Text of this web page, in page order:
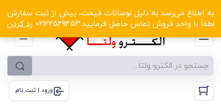
به اطلاع می‌رسد به دلیل نوسانات قیمت، پیش از ثبت سفارش
لطفاً با واحد فروش تماس حاصل فرمایید.02122529453
رد کردن
الکترو ولتا با تخفیف‌های شگفت‌انگیز! کلیک کنید
ورود | ثبت نام